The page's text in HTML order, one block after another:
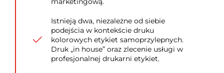
Istnieją dwa, niezależne od siebie
podejścia w kontekście druku
kolorowych etykiet samoprzylepnych.
Druk „in house” oraz zlecenie usługi w
profesjonalnej drukarni etykiet.